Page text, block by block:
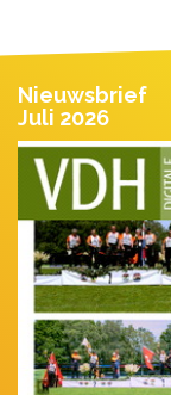
Nieuwsbrief
Juli 2026